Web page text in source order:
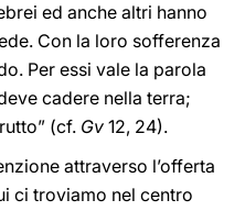
ed anche altri hanno
Con la loro sofferenza
Per essi vale la parola
cadere nella terra;
(cf. Gv 12, 24).
attraverso l’offerta
ci troviamo nel centro